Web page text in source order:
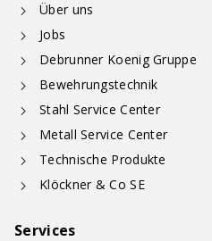
Über uns
Jobs
Debrunner Koenig Gruppe
Bewehrungstechnik
Stahl Service Center
Metall Service Center
Technische Produkte
Klöckner & Co SE
Services